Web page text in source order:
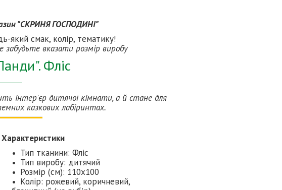
"СКРИНЯ ГОСПОДИНІ"
який смак, колір, тематику!
вказати розмір виробу
Фліс
інтер'єр дитячої кімнати, а й стане для
казкових лабіринтах.
Характеристики
Тип тканини: Фліс
Тип виробу: дитячий
Розмір (см): 110х100
Колір: рожевий, коричневий,